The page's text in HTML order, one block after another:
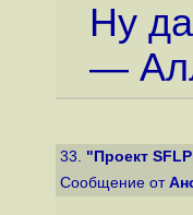
Ну
—
33. "Проект
Сообщение от